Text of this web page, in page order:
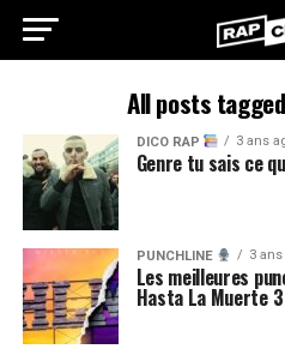
All posts
DICO RAP 3 ans
Genre tu sais ce
PUNCHLINE 3
Les meilleures
Hasta La Muerte 3